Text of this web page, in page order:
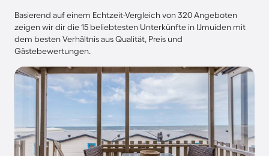
Basierend auf einem Echtzeit-Vergleich von 320 Angeboten
zeigen wir dir die 15 beliebtesten Unterkünfte in IJmuiden mit
dem besten Verhältnis aus Qualität, Preis und
Gästebewertungen.